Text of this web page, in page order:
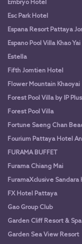
Embryo Hotel
Esc Park Hotel
Espana Resort Pattaya
Espano Pool Villa Khao Yai
Estella
Fifth Jomtien Hotel
Flower Mountain Khaoyai
Forest Pool Villa by IP Plus
Forest Pool Villa
Fortune Saeng Chan
Fourium Pattaya Hotel
FURAMA BUFFET
Furama Chiang Mai
FuramaXclusive Sandara
FX Hotel Pattaya
Gao Group Club
Garden Cliff Resort & Spa
Garden Sea View Resort